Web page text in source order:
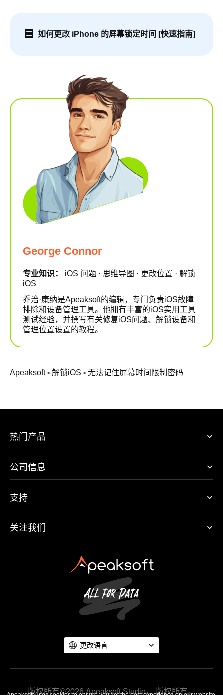
如何更改 iPhone 的屏幕锁定时间 [快速指南]
George Connor
专业知识： iOS 问题 · 思维导图 · 更改位置 · 解锁
iOS
乔治·康纳是Apeaksoft的编辑，专门负责iOS故障
排除和设备管理工具。他拥有丰富的iOS实用工具
测试经验，并撰写有关修复iOS问题、解锁设备和
管理位置设置的教程。
Apeaksoft> 解锁iOS > 无法记住屏幕时间限制密码
热门产品
公司信息
支持
关注我们
更改语言
版权所有©2026 Apeaksoft Studio。 版权所有。